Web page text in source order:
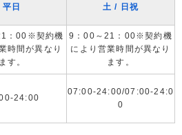
平日 土 / 日祝
：00※契約機
時間が異なり
ます。
9：00～21：00※契約機
により営業時間が異なり
ます。
24:00
07:00-24:00/07:00-24:0
0